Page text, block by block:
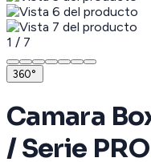
1 / 7
360°
Camara
/ Serie